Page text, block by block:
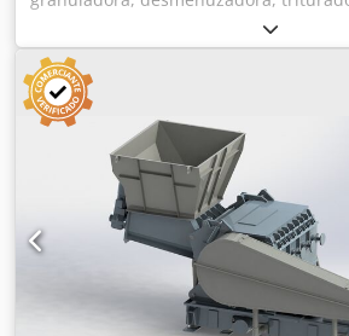
molino de granulación, granuladora,
tecnología de reciclaje. -Fabricante:
auxiliar -Tipo: S26/26 -Motor de
Número de cuchillas de corte: 4
cuchillas contrarias: 2 unidades
Tamaño de los orificios del tamiz: Ø 8
250 mm -Diámetro del rotor: 260 mm -
de trituradora disponible -Precio: por
Dimensiones: 650/1460/A1880 mm -